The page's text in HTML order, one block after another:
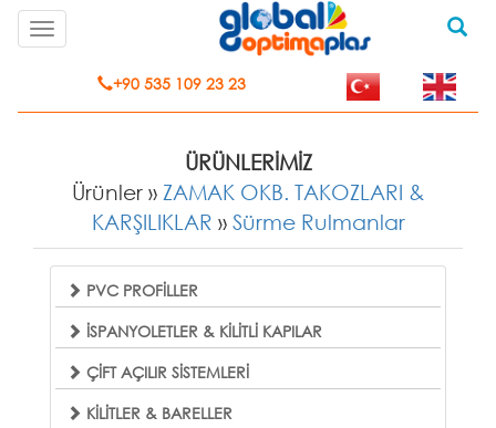
Toggle
navigation
+90 535 109 23 23
ÜRÜNLERİMİZ
Ürünler » ZAMAK OKB. TAKOZLARI &
KARŞILIKLAR » Sürme Rulmanlar
PVC PROFİLLER
İSPANYOLETLER & KİLİTLİ KAPILAR
ÇİFT AÇILIR SİSTEMLERİ
KİLİTLER & BARELLER